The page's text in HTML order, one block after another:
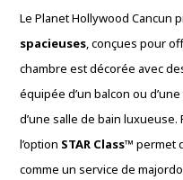
Le Planet Hollywood Cancun
spacieuses, conçues pour
chambre est décorée avec
équipée d’un balcon ou
d’une salle de bain
l’option STAR Class™ permet
comme un service de